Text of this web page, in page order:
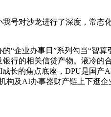
对沙龙进行了深度，常态
企业办事日”系列勾当“智
行的相关信贷产物。液冷的
长的焦点底座，DPU是国
及AI办事器财产链上下逛企